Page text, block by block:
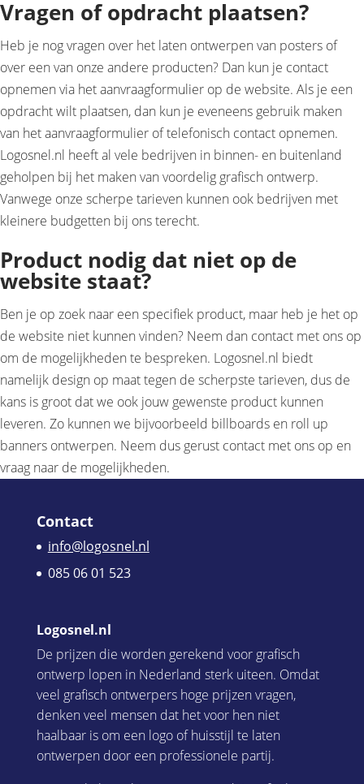
Vragen of opdracht plaatsen?
Heb je nog vragen over het laten ontwerpen van posters of
over een van onze andere producten? Dan kun je contact
opnemen via het aanvraagformulier op de website. Als je een
opdracht wilt plaatsen, dan kun je eveneens gebruik maken
van het aanvraagformulier of telefonisch contact opnemen.
Logosnel.nl heeft al vele bedrijven in binnen- en buitenland
geholpen bij het maken van voordelig grafisch ontwerp.
Vanwege onze scherpe tarieven kunnen ook bedrijven met
kleinere budgetten bij ons terecht.
Product nodig dat niet op de
website staat?
Ben je op zoek naar een specifiek product, maar heb je het op
de website niet kunnen vinden? Neem dan contact met ons op
om de mogelijkheden te bespreken. Logosnel.nl biedt
namelijk design op maat tegen de scherpste tarieven, dus de
kans is groot dat we ook jouw gewenste product kunnen
leveren. Zo kunnen we bijvoorbeeld billboards en roll up
banners ontwerpen. Neem dus gerust contact met ons op en
vraag naar de mogelijkheden.
Contact
info@logosnel.nl
085 06 01 523
Logosnel.nl
De prijzen die worden gerekend voor grafisch
ontwerp lopen in Nederland sterk uiteen. Omdat
veel grafisch ontwerpers hoge prijzen vragen,
denken veel mensen dat het voor hen niet
haalbaar is om een logo of huisstijl te laten
ontwerpen door een professionele partij.